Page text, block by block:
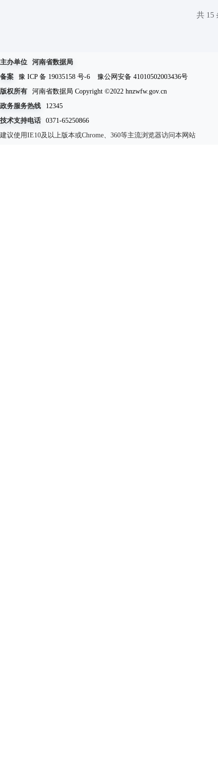
共 15
主办单位
河南省数据局
备案
豫 ICP 备 19035158 号-6
豫公网安备 41010502003436号
版权所有
河南省数据局 Copyright ©2022 hnzwfw.gov.cn
政务服务热线
12345
技术支持电话
0371-65250866
建议使用IE10及以上版本或Chrome、360等主流浏览器访问本网站